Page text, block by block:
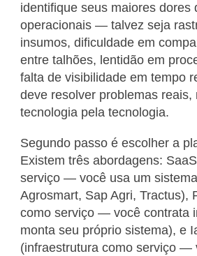
identifique seus maiores dores
operacionais — talvez seja
insumos, dificuldade em
entre talhões, lentidão em
falta de visibilidade em tempo
deve resolver problemas reais,
tecnologia pela tecnologia.
Segundo passo é escolher a
Existem três abordagens:
serviço — você usa um
Agrosmart, Sap Agri, Tractus),
como serviço — você contrata
monta seu próprio sistema), e
(infraestrutura como serviço —